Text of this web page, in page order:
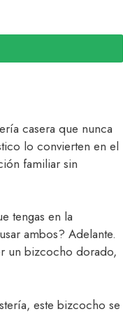
casera que nunca
lo convierten en el
familiar sin
tengas en la
ambos? Adelante.
un bizcocho dorado,
este bizcocho se